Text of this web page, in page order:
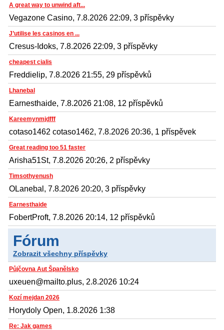
A great way to unwind aft...
Vegazone Casino, 7.8.2026 22:09, 3 příspěvky
J’utilise les casinos en ...
Cresus-Idoks, 7.8.2026 22:09, 3 příspěvky
cheapest cialis
Freddielip, 7.8.2026 21:55, 29 příspěvků
Lhanebal
Earnesthaide, 7.8.2026 21:08, 12 příspěvků
Kareemynmjdfff
cotaso1462 cotaso1462, 7.8.2026 20:36, 1 příspěvek
Great reading too 51 faster
Arisha51St, 7.8.2026 20:26, 2 příspěvky
Timsothyenush
OLanebal, 7.8.2026 20:20, 3 příspěvky
Earnesthaide
FobertProft, 7.8.2026 20:14, 12 příspěvků
Fórum
Zobrazit všechny příspěvky
Půjčovna Aut Španělsko
uxeuen@mailto.plus, 2.8.2026 10:24
Kozí mejdan 2026
Horydoly Open, 1.8.2026 1:38
Re: Jak games